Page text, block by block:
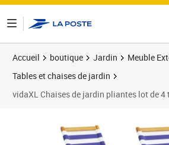
Accueil boutique Jardin
Meuble
Tables et chaises de jardin
vidaXL Chaises de jardin pliantes lot de